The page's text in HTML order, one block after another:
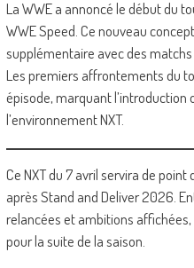
La WWE a annoncé le début du
WWE Speed. Ce nouveau
supplémentaire avec des
Les premiers affrontements du
épisode, marquant
l’environnement NXT.
Ce NXT du 7 avril servira de
après Stand and Deliver 2026.
relancées et ambitions
pour la suite de la saison.